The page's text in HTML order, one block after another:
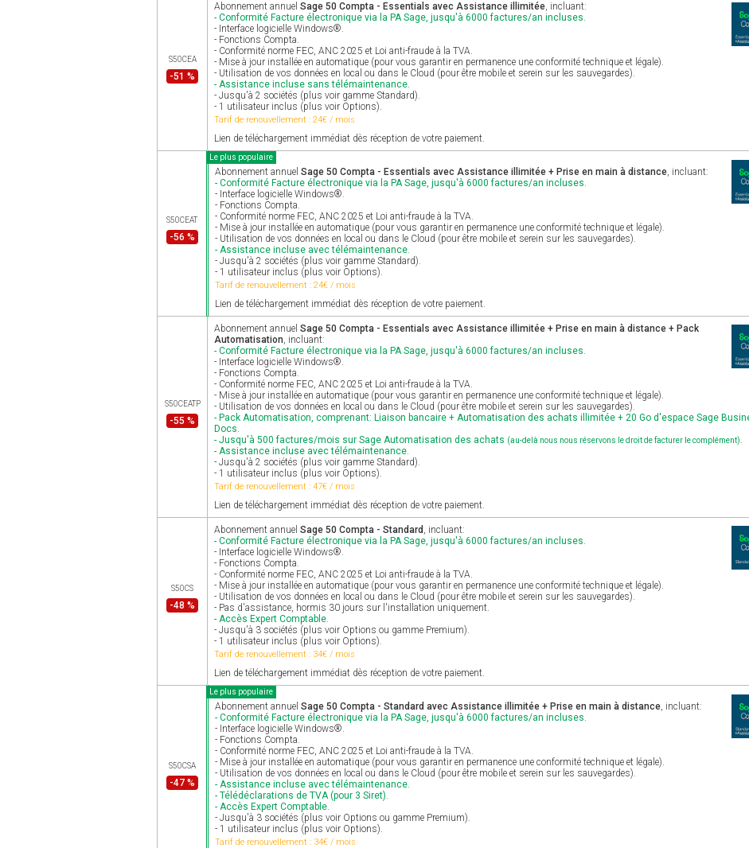
S50CEA
-51 %
Abonnement annuel Sage 50 Compta - Essentials avec Assistance illimitée, incluant:
- Conformité Facture électronique via la PA Sage, jusqu'à 6000 factures/an incluses.
- Interface logicielle Windows®.
- Fonctions Compta.
- Conformité norme FEC, ANC 2025 et Loi anti-fraude à la TVA.
- Mise à jour installée en automatique (pour vous garantir en permanence une conformité technique et légale).
- Utilisation de vos données en local ou dans le Cloud (pour être mobile et serein sur les sauvegardes).
- Assistance incluse sans télémaintenance.
- Jusqu'à 2 sociétés (plus voir gamme Standard).
- 1 utilisateur inclus (plus voir Options).
Tarif de renouvellement : 24€ / mois
Lien de téléchargement immédiat dès réception de votre paiement.
S50CEAT
-56 %
Le plus populaire
Abonnement annuel Sage 50 Compta - Essentials avec Assistance illimitée + Prise en main à distance, incluant:
- Conformité Facture électronique via la PA Sage, jusqu'à 6000 factures/an incluses.
- Interface logicielle Windows®.
- Fonctions Compta.
- Conformité norme FEC, ANC 2025 et Loi anti-fraude à la TVA.
- Mise à jour installée en automatique (pour vous garantir en permanence une conformité technique et légale).
- Utilisation de vos données en local ou dans le Cloud (pour être mobile et serein sur les sauvegardes).
- Assistance incluse avec télémaintenance.
- Jusqu'à 2 sociétés (plus voir gamme Standard).
- 1 utilisateur inclus (plus voir Options).
Tarif de renouvellement : 24€ / mois
Lien de téléchargement immédiat dès réception de votre paiement.
S50CEATP
-55 %
Abonnement annuel Sage 50 Compta - Essentials avec Assistance illimitée + Prise en main à distance + Pack
Automatisation, incluant:
- Conformité Facture électronique via la PA Sage, jusqu'à 6000 factures/an incluses.
- Interface logicielle Windows®.
- Fonctions Compta.
- Conformité norme FEC, ANC 2025 et Loi anti-fraude à la TVA.
- Mise à jour installée en automatique (pour vous garantir en permanence une conformité technique et légale).
- Utilisation de vos données en local ou dans le Cloud (pour être mobile et serein sur les sauvegardes).
- Pack Automatisation, comprenant: Liaison bancaire + Automatisation des achats illimitée + 20 Go d'espace Sage
Docs.
- Jusqu'à 500 factures/mois sur Sage Automatisation des achats (au-delà nous nous réservons le droit de facturer le complément).
- Assistance incluse avec télémaintenance.
- Jusqu'à 2 sociétés (plus voir gamme Standard).
- 1 utilisateur inclus (plus voir Options).
Tarif de renouvellement : 47€ / mois
Lien de téléchargement immédiat dès réception de votre paiement.
S50CS
-48 %
Abonnement annuel Sage 50 Compta - Standard , incluant:
- Conformité Facture électronique via la PA Sage, jusqu'à 6000 factures/an incluses.
- Interface logicielle Windows®.
- Fonctions Compta.
- Conformité norme FEC, ANC 2025 et Loi anti-fraude à la TVA.
- Mise à jour installée en automatique (pour vous garantir en permanence une conformité technique et légale).
- Utilisation de vos données en local ou dans le Cloud (pour être mobile et serein sur les sauvegardes).
- Pas d'assistance, hormis 30 jours sur l'installation uniquement.
- Accès Expert Comptable.
- Jusqu'à 3 sociétés (plus voir Options ou gamme Premium).
- 1 utilisateur inclus (plus voir Options).
Tarif de renouvellement : 34€ / mois
Lien de téléchargement immédiat dès réception de votre paiement.
S50CSA
-47 %
Le plus populaire
Abonnement annuel Sage 50 Compta - Standard avec Assistance illimitée + Prise en main à distance, incluant:
- Conformité Facture électronique via la PA Sage, jusqu'à 6000 factures/an incluses.
- Interface logicielle Windows®.
- Fonctions Compta.
- Conformité norme FEC, ANC 2025 et Loi anti-fraude à la TVA.
- Mise à jour installée en automatique (pour vous garantir en permanence une conformité technique et légale).
- Utilisation de vos données en local ou dans le Cloud (pour être mobile et serein sur les sauvegardes).
- Assistance incluse avec télémaintenance.
- Télédéclarations de TVA (pour 3 Siret).
- Accès Expert Comptable.
- Jusqu'à 3 sociétés (plus voir Options ou gamme Premium).
- 1 utilisateur inclus (plus voir Options).
Tarif de renouvellement : 34€ / mois